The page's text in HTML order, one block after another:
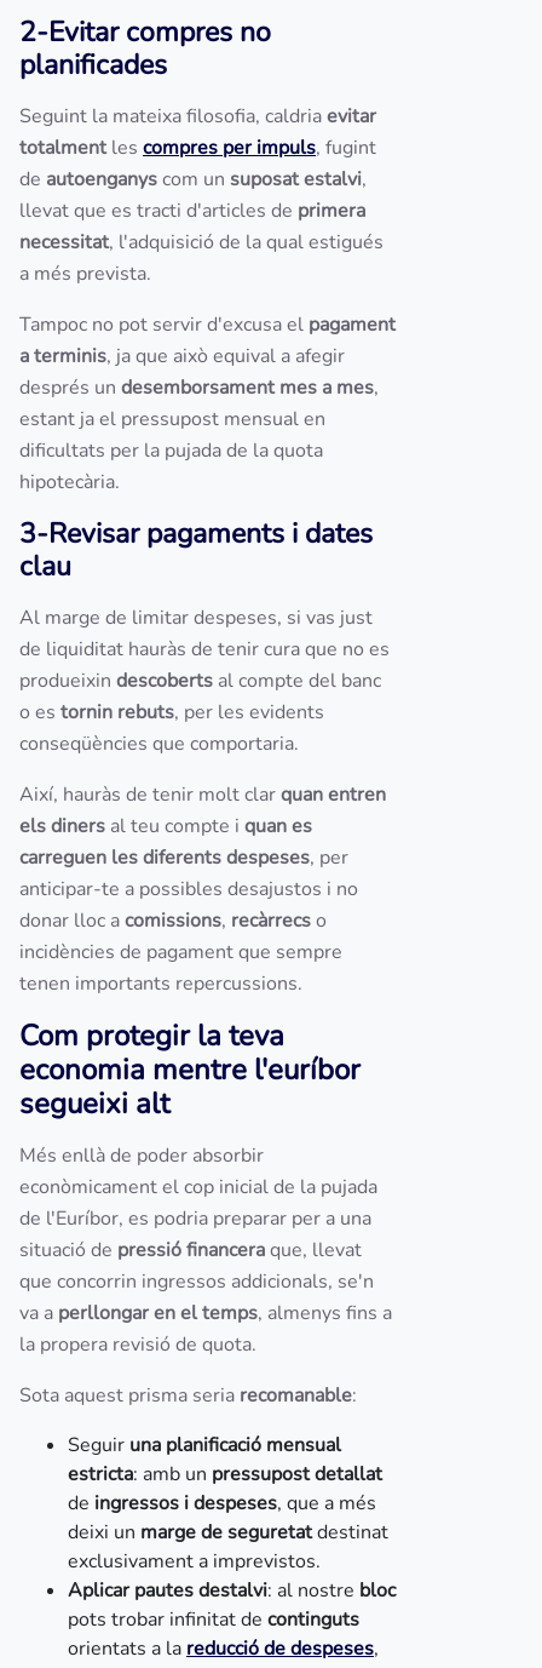
2-Evitar compres no
planificades
Seguint la mateixa filosofia, caldriaevitar
totalmentles compres per impuls, fugint
de autoenganyscom un suposat estalvi,
llevat que es tracti d'articles de primera
necessitat, l'adquisició de la qual estigués
a més prevista.
Tampoc no pot servir d'excusa el pagament
a terminis, ja que això equival a afegir
després un desemborsament mes a mes,
estant ja el pressupost mensual en
dificultats per la pujada de la quota
hipotecària.
3-Revisar pagaments i dates
clau
Al marge de limitar despeses, si vas just
de liquiditat hauràs de tenir cura que no es
produeixin descoberts al compte del banc
o es tornin rebuts, per les evidents
conseqüències que comportaria.
Així, hauràs de tenir molt clarquan entren
els diners al teu compte i quan es
carreguen les diferents despeses, per
anticipar-te a possibles desajustos i no
donar lloc acomissions, recàrrecso
incidències de pagament que sempre
tenen importants repercussions.
Com protegir la teva
economia mentre l'euríbor
segueixi alt
Més enllà de poder absorbir
econòmicament el cop inicial de la pujada
de l'Euríbor, es podria preparar per a una
situació de pressió financeraque, llevat
que concorrin ingressos addicionals, se'n
va a perllongar en el temps, almenys fins a
la propera revisió de quota.
Sota aquest prisma seria recomanable:
Seguir una planificació mensual
estricta: amb un pressupost detallat
de ingressos i despeses, que a més
deixi un marge de seguretatdestinat
exclusivament a imprevistos.
Aplicar pautes destalvi: al nostre bloc
pots trobar infinitat de continguts
orientats a la reducció de despeses,